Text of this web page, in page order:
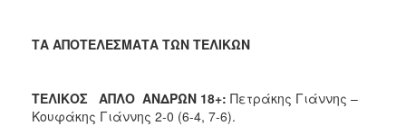
ΤΑ ΑΠΟΤΕΛΕΣΜΑΤΑ ΤΩΝ ΤΕΛΙΚΩΝ
ΤΕΛΙΚΟΣ ΑΠΛΟ ΑΝΔΡΩΝ 18+: Πετράκης Γιάννης –
Κουφάκης Γιάννης 2-0 (6-4, 7-6).